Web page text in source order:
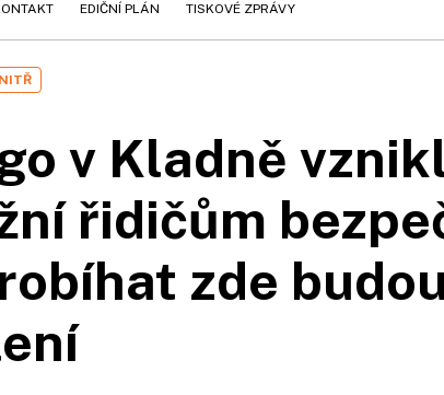
EDIČNÍ PLÁN TISKOVÉ ZPRÁVY
v Kladně
řidičům
zde